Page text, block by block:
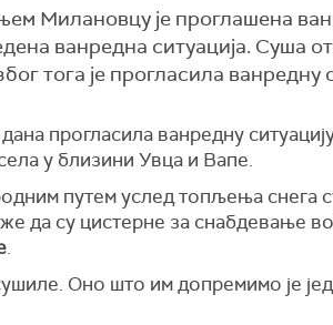
Милановцу је проглашена
ванредна ситуација. Суша
тога је прогласила ванредну
прогласила ванредну
у близини Увца и Вапе.
путем услед топљења снега
да су цистерне за снабдевање
.
Оно што им допремимо је